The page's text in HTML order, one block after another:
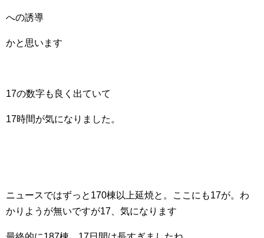
への誘導
かと思います
17の数字も良く出ていて
17時間が気になりました。
ニュースではずっと170棟以上延焼と。ここにも17が。わ
かりようが無いですが17、気になります